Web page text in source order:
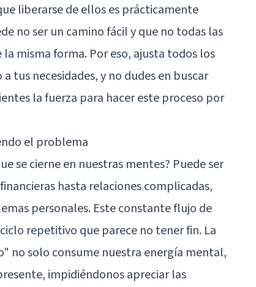
liberarse de ellos es prácticamente
no ser un camino fácil y que no todas las
misma forma. Por eso, ajusta todos los
tus necesidades, y no dudes en buscar
la fuerza para hacer este proceso por
el problema
se cierne en nuestras mentes? Puede ser
hasta relaciones complicadas,
personales. Este constante flujo de
repetitivo que parece no tener fin. La
no solo consume nuestra energía mental,
impidiéndonos apreciar las